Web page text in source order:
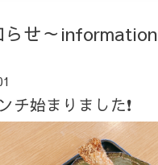
らせ～information
チ始まりました❗